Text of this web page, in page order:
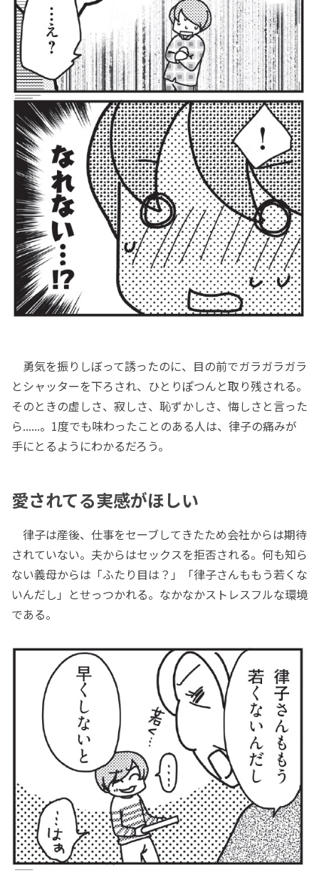
勇気を振りしぼって誘ったのに、目の前でガラガラガラ
とシャッターを下ろされ、ひとりぽつんと取り残される。
そのときの虚しさ、寂しさ、恥ずかしさ、悔しさと言った
ら......。1度でも味わったことのある人は、律子の痛みが
手にとるようにわかるだろう。
愛されてる実感がほしい
律子は産後、仕事をセーブしてきたため会社からは期待
されていない。夫からはセックスを拒否される。何も知ら
ない義母からは「ふたり目は？」「律子さんももう若くな
いんだし」とせっつかれる。なかなかストレスフルな環境
である。